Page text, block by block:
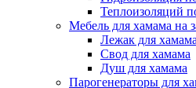
Теплоизоляций
Мебель для хамама на
Лежак для хамама
Свод для хамама
Душ для хамама
Парогенераторы для